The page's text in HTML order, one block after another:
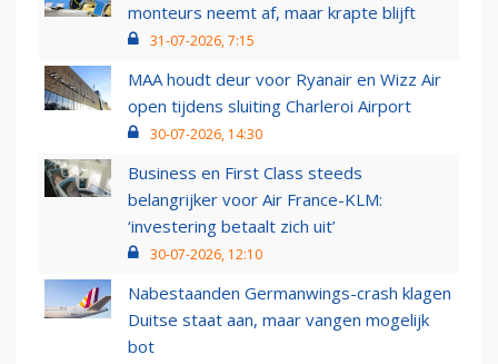
monteurs neemt af, maar krapte blijft
31-07-2026, 7:15
MAA houdt deur voor Ryanair en Wizz Air
open tijdens sluiting Charleroi Airport
30-07-2026, 14:30
Business en First Class steeds
belangrijker voor Air France-KLM:
‘investering betaalt zich uit’
30-07-2026, 12:10
Nabestaanden Germanwings-crash klagen
Duitse staat aan, maar vangen mogelijk
bot